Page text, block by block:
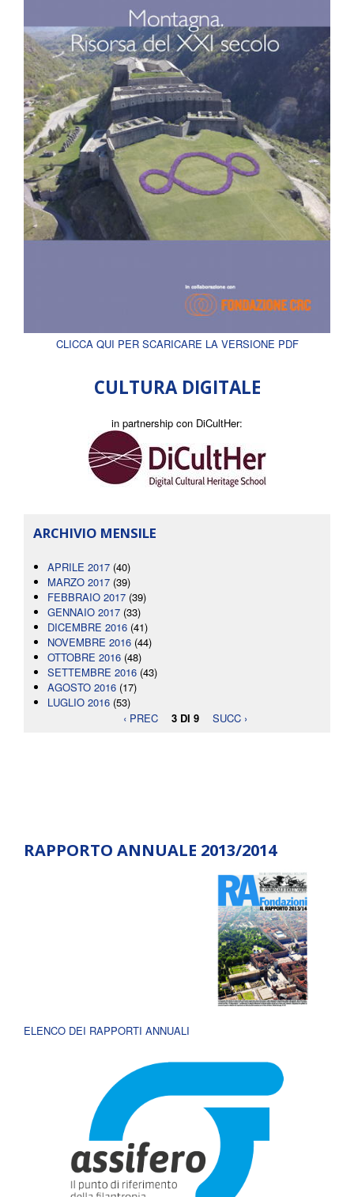
CLICCA QUI PER SCARICARE LA VERSIONE PDF
CULTURA DIGITALE
in partnership con DiCultHer:
ARCHIVIO MENSILE
APRILE 2017 (40)
MARZO 2017 (39)
FEBBRAIO 2017 (39)
GENNAIO 2017 (33)
DICEMBRE 2016 (41)
NOVEMBRE 2016 (44)
OTTOBRE 2016 (48)
SETTEMBRE 2016 (43)
AGOSTO 2016 (17)
LUGLIO 2016 (53)
‹ PREC
3 DI 9 SUCC ›
RAPPORTO ANNUALE 2013/2014
ELENCO DEI RAPPORTI ANNUALI